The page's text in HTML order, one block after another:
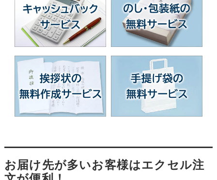
お届け先が多いお客様はエクセル注